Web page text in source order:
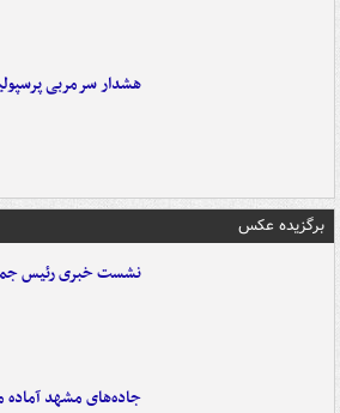
هشدار سرمربی
برگزیده عکس
نشست خبری رئیس
جاده‌های مشهد آماده